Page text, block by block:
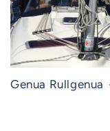
Genua Rullgenua